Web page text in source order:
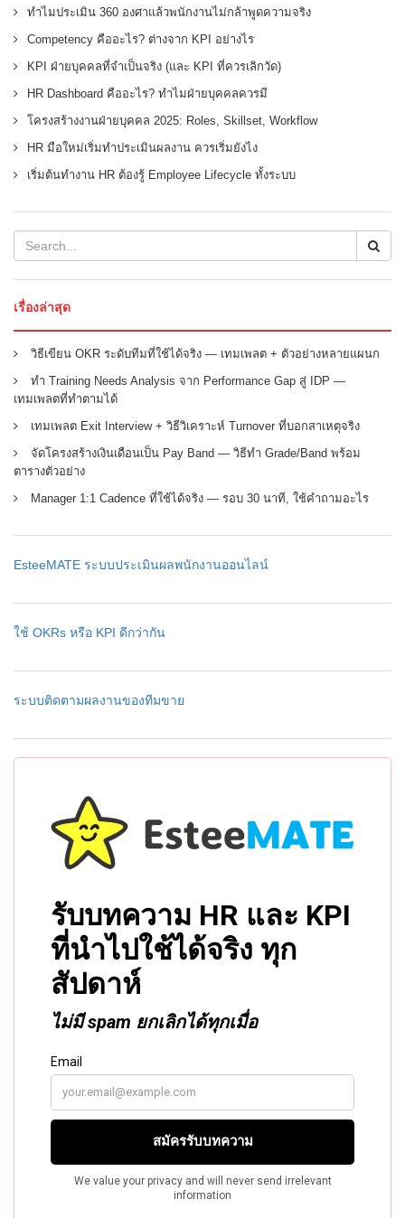
ทำไมประเมิน 360 องศาแล้วพนักงานไม่กล้าพูดความจริง
Competency คืออะไร? ต่างจาก KPI อย่างไร
KPI ฝ่ายบุคคลที่จำเป็นจริง (และ KPI ที่ควรเลิกวัด)
HR Dashboard คืออะไร? ทำไมฝ่ายบุคคลควรมี
โครงสร้างงานฝ่ายบุคคล 2025: Roles, Skillset, Workflow
HR มือใหม่เริ่มทำประเมินผลงาน ควรเริ่มยังไง
เริ่มต้นทำงาน HR ต้องรู้ Employee Lifecycle ทั้งระบบ
เรื่องล่าสุด
วิธีเขียน OKR ระดับทีมที่ใช้ได้จริง — เทมเพลต + ตัวอย่างหลายแผนก
ทำ Training Needs Analysis จาก Performance Gap สู่ IDP —
เทมเพลตที่ทำตามได้
เทมเพลต Exit Interview + วิธีวิเคราะห์ Turnover ที่บอกสาเหตุจริง
จัดโครงสร้างเงินเดือนเป็น Pay Band — วิธีทำ Grade/Band พร้อม
ตารางตัวอย่าง
Manager 1:1 Cadence ที่ใช้ได้จริง — รอบ 30 นาที, ใช้คำถามอะไร
EsteeMATE ระบบประเมินผลพนักงานออนไลน์
ใช้ OKRs หรือ KPI ดีกว่ากัน
ระบบติดตามผลงานของทีมขาย